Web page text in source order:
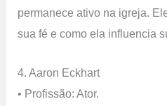
permanece ativo na igreja.
sua fé e como ela influencia
4. Aaron Eckhart
• Profissão: Ator.